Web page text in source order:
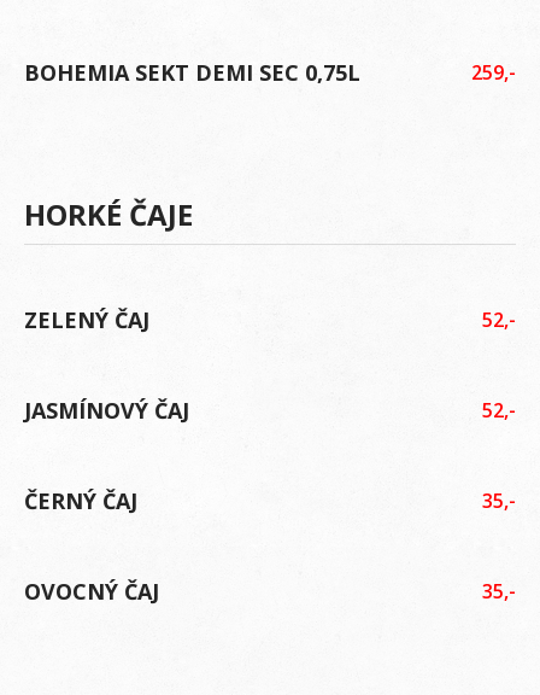
BOHEMIA SEKT DEMI SEC 0,75L 259,-
HORKÉ ČAJE
ZELENÝ ČAJ 52,-
JASMÍNOVÝ ČAJ 52,-
ČERNÝ ČAJ 35,-
OVOCNÝ ČAJ 35,-